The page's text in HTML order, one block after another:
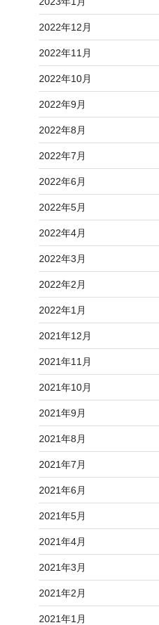
2022年12月
2022年11月
2022年10月
2022年9月
2022年8月
2022年7月
2022年6月
2022年5月
2022年4月
2022年3月
2022年2月
2022年1月
2021年12月
2021年11月
2021年10月
2021年9月
2021年8月
2021年7月
2021年6月
2021年5月
2021年4月
2021年3月
2021年2月
2021年1月